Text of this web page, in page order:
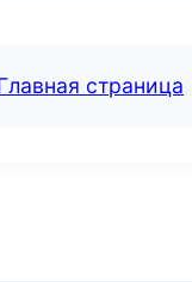
страница